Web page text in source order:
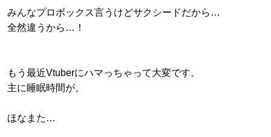
みんなプロボックス言うけどサクシードだから…
全然違うから…！
もう最近Vtuberにハマっちゃって大変です。
主に睡眠時間が。
ほなまた…